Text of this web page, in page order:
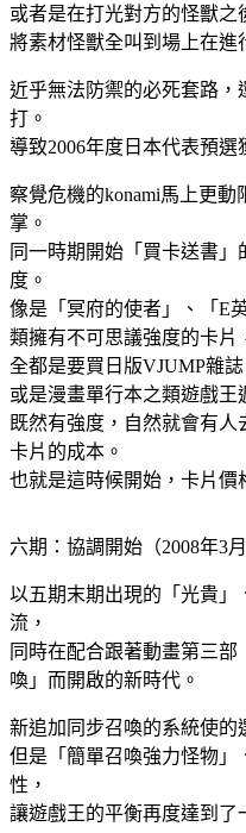
或者是在打光對方的怪獸之
將素材怪獸全叫到場上在進
近乎無法防禦的必死套路，
打。
導致2006年度日本代表預選
察覺危機的konami馬上更
掌。
同一時期開始「買卡送書
度。
像是「冥府的使者」、「E
類擁有不可思議強度的卡片
全都是要買日版VJUMP雜誌
或是漫畫單行本之類遊戲王
既然有強度，自然就會有
卡片的成本。
也就是這時候開始，卡片價
六期：協調開始（2008年3
以五期末期出現的「光貴」
流，
同時在配合跟著動畫第三部
喚」而開啟的新時代。
新追加同步召喚的系統使的
但是「簡單召喚強力怪物
性，
讓遊戲王的平衡再度達到了